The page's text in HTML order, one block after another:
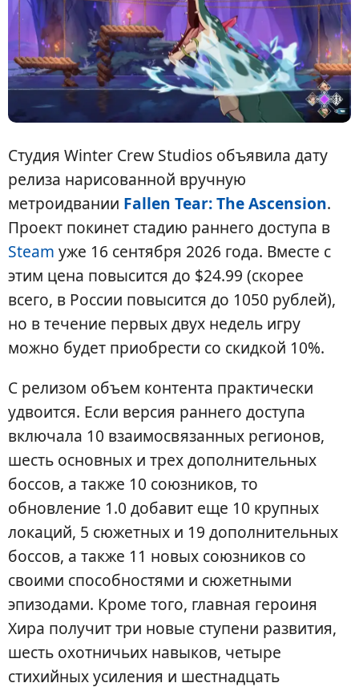
Студия Winter Crew Studios объявила дату
релиза нарисованной вручную
метроидвании Fallen Tear: The Ascension.
Проект покинет стадию раннего доступа в
Steam уже 16 сентября 2026 года. Вместе с
этим цена повысится до $24.99 (скорее
всего, в России повысится до 1050 рублей),
но в течение первых двух недель игру
можно будет приобрести со скидкой 10%.
С релизом объем контента практически
удвоится. Если версия раннего доступа
включала 10 взаимосвязанных регионов,
шесть основных и трех дополнительных
боссов, а также 10 союзников, то
обновление 1.0 добавит еще 10 крупных
локаций, 5 сюжетных и 19 дополнительных
боссов, а также 11 новых союзников со
своими способностями и сюжетными
эпизодами. Кроме того, главная героиня
Хира получит три новые ступени развития,
шесть охотничьих навыков, четыре
стихийных усиления и шестнадцать